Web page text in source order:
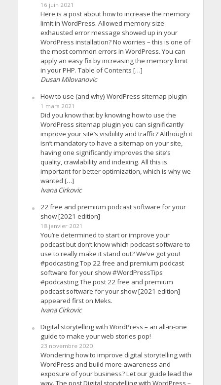
16 juin 2021
Here is a post about how to increase the memory
limit in WordPress. Allowed memory size
exhausted error message showed up in your
WordPress installation? No worries – this is one of
the most common errors in WordPress. You can
apply an easy fix by increasing the memory limit
in your PHP. Table of Contents […]
Dusan Milovanovic
How to use (and why) WordPress sitemap plugin
1 mars 2021
Did you know that by knowing how to use the
WordPress sitemap plugin you can significantly
improve your site’s visibility and traffic? Although it
isn’t mandatory to have a sitemap on your site,
having one significantly improves the site’s
quality, crawlability and indexing. All this is
important for better optimization, which is why we
wanted […]
Ivana Cirkovic
22 free and premium podcast software for your
show [2021 edition]
18 janvier 2021
You’re determined to start or improve your
podcast but don’t know which podcast software to
use to really make it stand out? We’ve got you!
#podcasting Top 22 free and premium podcast
software for your show #WordPressTips
#podcasting The post 22 free and premium
podcast software for your show [2021 edition]
appeared first on Meks.
Ivana Cirkovic
Digital storytelling with WordPress – an all-in-one
guide to make your web stories pop!
23 novembre 2020
Wondering how to improve digital storytelling with
WordPress and build more awareness and
exposure of your business? Let our guide lead the
way. The post Digital storytelling with WordPress –